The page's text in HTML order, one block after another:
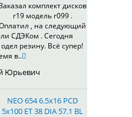
комплект дисков
r19 модель r099 .
, на следующий
СДЭКом . Сегодня
резину. Всё супер!
в..
Юрьевич
NEO 654 6.5x16 PCD
5x100 ET 38 DIA 57.1 BL